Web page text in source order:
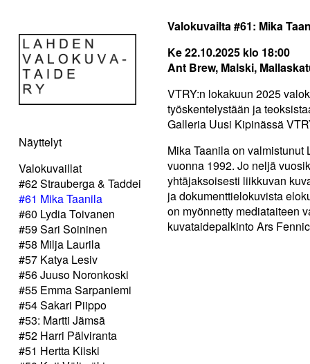
Näyttelyt
Valokuvaillat
#62 Strauberga & Taddei
#61 Mika Taanila
#60 Lydia Toivanen
#59 Sari Soininen
#58 Milja Laurila
#57 Katya Lesiv
#56 Juuso Noronkoski
#55 Emma Sarpaniemi
#54 Sakari Piippo
#53: Martti Jämsä
#52 Harri Pälviranta
#51 Hertta Kiiski
Valokuvailta #61: Mika
Ke 22.10.2025 klo 18:00
Ant Brew, Malski,
VTRY:n lokakuun 2025
työskentelystään ja
Galleria Uusi Kipinässä
Mika Taanila on
vuonna 1992. Jo neljä
yhtäjaksoisesti liikkuvan
ja dokumenttielokuvista
on myönnetty mediataiteen
kuvataidepalkinto Ars